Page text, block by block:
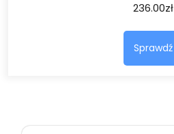
236.00zł
Sprawdź